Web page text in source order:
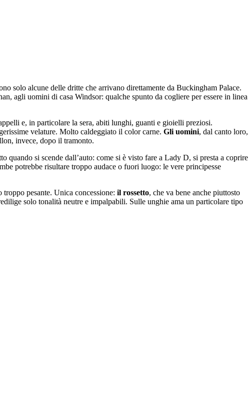
solo alcune delle dritte che arrivano direttamente da Buckingham Palace.
agli uomini di casa Windsor: qualche spunto da cogliere per essere in linea
e, in particolare la sera, abiti lunghi, guanti e gioielli preziosi.
velature. Molto caldeggiato il color carne. Gli uomini, dal canto loro,
invece, dopo il tramonto.
quando si scende dall’auto: come si è visto fare a Lady D, si presta a coprire
potrebbe risultare troppo audace o fuori luogo: le vere principesse
pesante. Unica concessione: il rossetto, che va bene anche piuttosto
solo tonalità neutre e impalpabili. Sulle unghie ama un particolare tipo